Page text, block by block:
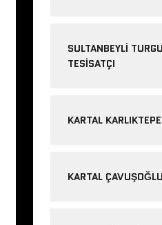
SULTANBEYLI
TESISATÇI
KARTAL
KARTAL